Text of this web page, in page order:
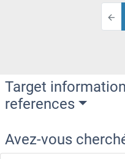
Target
references
Avez-vous